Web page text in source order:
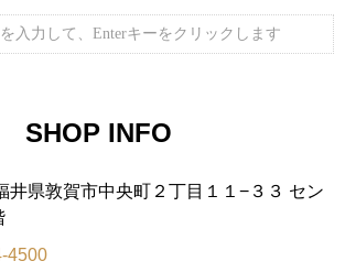
SHOP INFO
井県敦賀市中央町２丁目１１−３３ セン
4500